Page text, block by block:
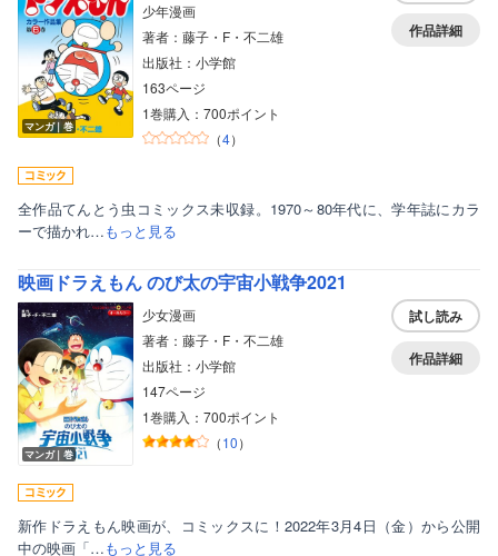
マンガ｜巻
少年漫画
著者：藤子・F・不二雄
出版社：小学館
163ページ
1巻購入：700ポイント
（4）
作品詳細
全作品てんとう虫コミックス未収録。1970～80年代に、学年誌にカラ
ーで描かれ…もっと見る
映画ドラえもん のび太の宇宙小戦争2021
マンガ｜巻
少女漫画
著者：藤子・F・不二雄
出版社：小学館
147ページ
1巻購入：700ポイント
（10）
試し読み
作品詳細
新作ドラえもん映画が、コミックスに！2022年3月4日（金）から公開
中の映画「…もっと見る